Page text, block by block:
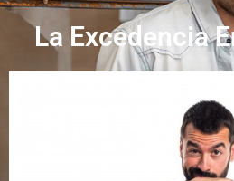
La Excedencia